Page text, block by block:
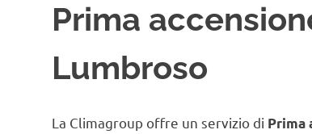
Prima
Lumbroso
La Climagroup offre un servizio di Prima